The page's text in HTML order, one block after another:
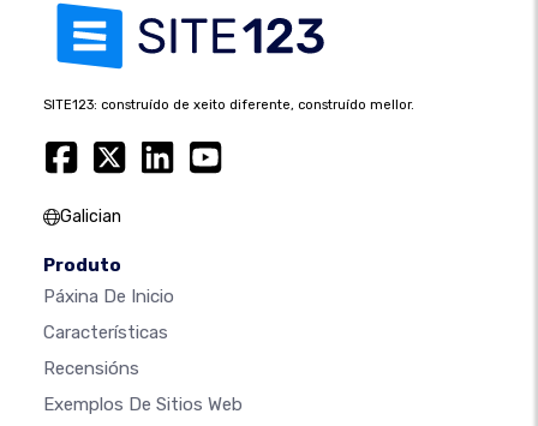
SITE123: construído de xeito diferente, construído mellor.
Galician
Produto
Páxina De Inicio
Características
Recensións
Exemplos De Sitios Web